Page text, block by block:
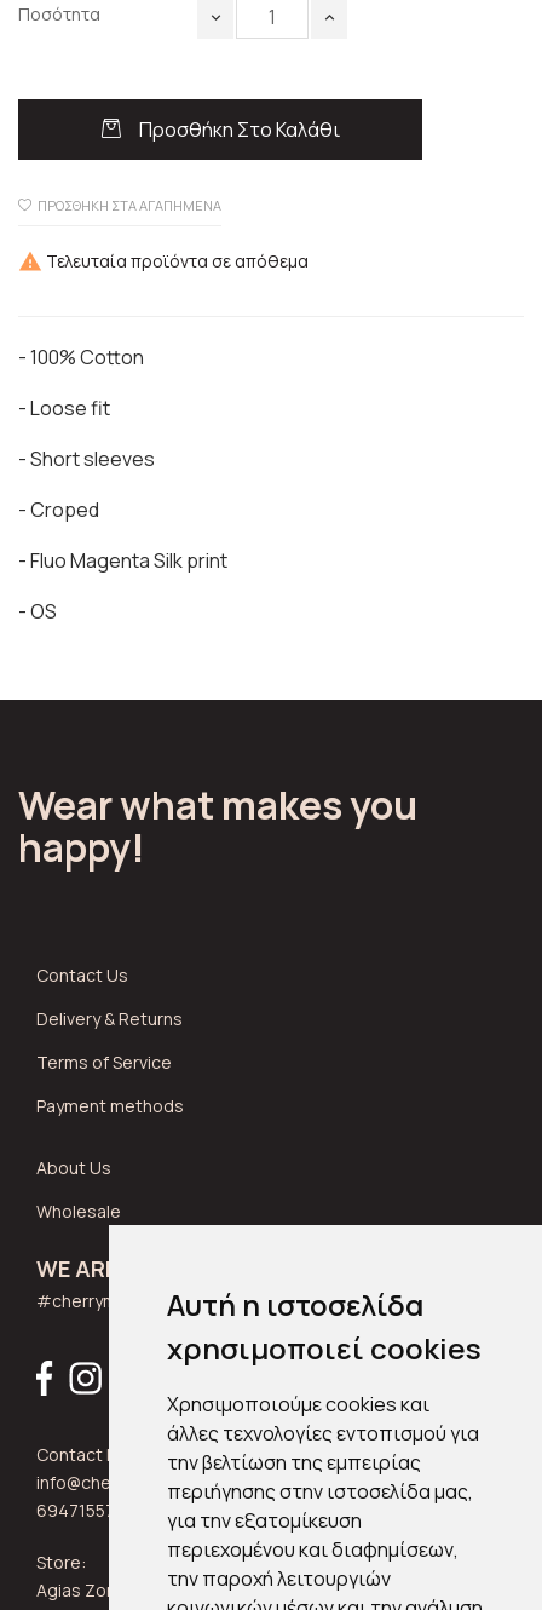
Αυτή η ιστοσελίδα
χρησιμοποιεί cookies
Χρησιμοποιούμε cookies και
άλλες τεχνολογίες εντοπισμού για
την βελτίωση της εμπειρίας
περιήγησης στην ιστοσελίδα μας,
για την εξατομίκευση
περιεχομένου και διαφημίσεων,
την παροχή λειτουργιών
Ποσότητα
Προσθήκη Στο Καλάθι
ΠΡΟΣΘΉΚΗ ΣΤΑ ΑΓΑΠΗΜΈΝΑ
 Τελευταία προϊόντα σε απόθεμα
- 100% Cotton
- Loose fit
- Short sleeves
- Croped
- Fluo Magenta Silk print
- OS
Wear what makes you
happy!
Contact Us
Delivery & Returns
Terms of Service
Payment methods
About Us
Wholesale
WE ARE SOCIAL
#cherrymuse_wear
Contact Info:
info@cherrymuse.com
6947155705
Store:
Agias Zonis 24, Kypseli 11361